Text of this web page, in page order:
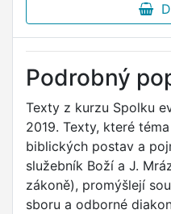
Podrobný
Texty z kurzu Spolku
2019. Texty, které
biblických postav a
služebník Boží a J.
zákoně), promýšlejí
sboru a odborné